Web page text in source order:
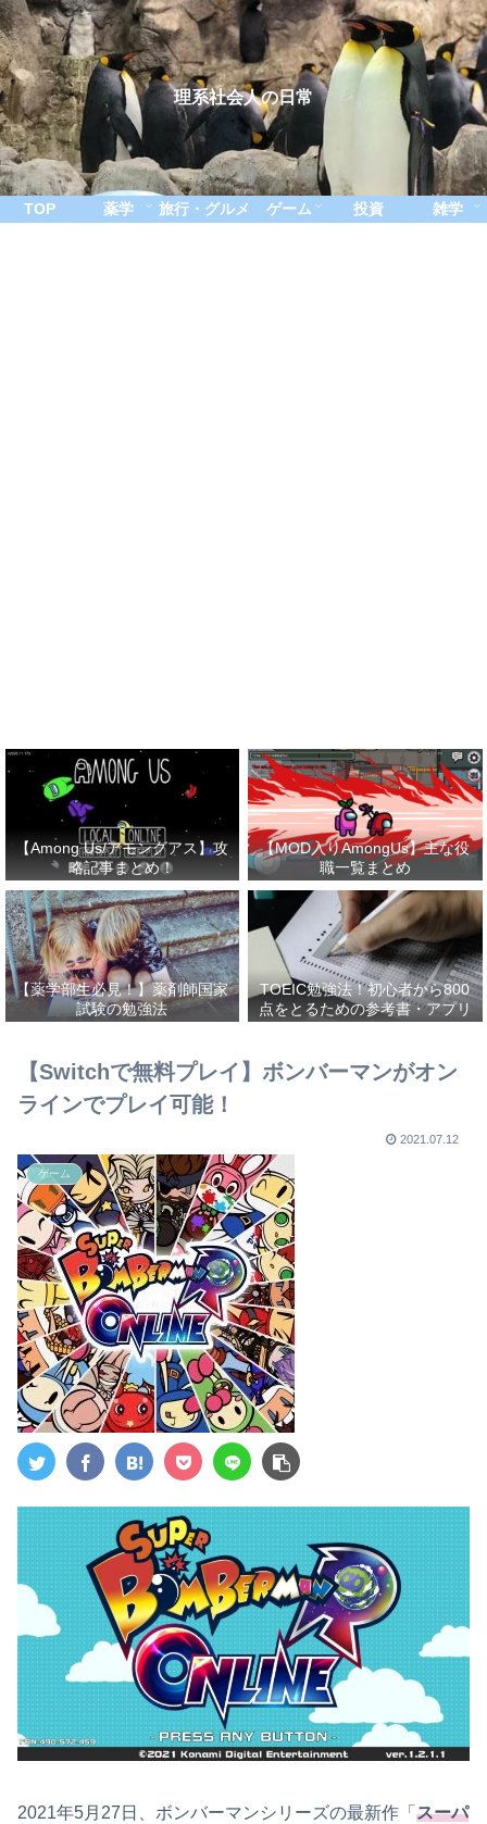
理系社会人の日常
TOP 薬学 旅行・グルメ ゲーム 投資 雑学
【Among Us/アモングアス】攻
略記事まとめ！
【MOD入りAmongUs】主な役
職一覧まとめ
【薬学部生必見！】薬剤師国家
試験の勉強法
TOEIC勉強法！初心者から800
点をとるための参考書・アプリ
を紹介！
【Switchで無料プレイ】ボンバーマンがオン
ラインでプレイ可能！
2021.07.12
ゲーム
2021年5月27日、ボンバーマンシリーズの最新作「 スーパ